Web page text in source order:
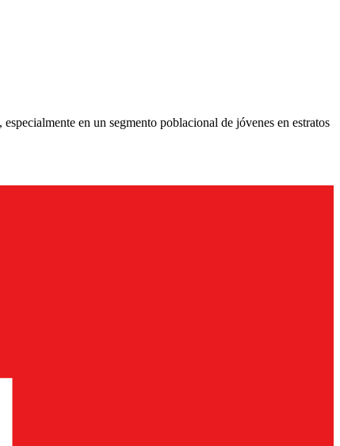
en un segmento poblacional de jóvenes en estratos